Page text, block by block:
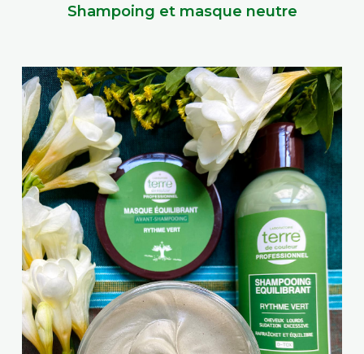
Shampoing et masque neutre